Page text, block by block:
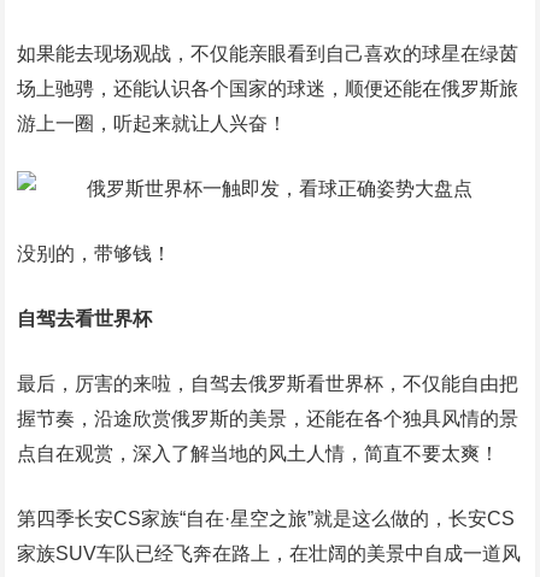
如果能去现场观战，不仅能亲眼看到自己喜欢的球星在绿茵
场上驰骋，还能认识各个国家的球迷，顺便还能在俄罗斯旅
游上一圈，听起来就让人兴奋！
没别的，带够钱！
自驾去看世界杯
最后，厉害的来啦，自驾去俄罗斯看世界杯，不仅能自由把
握节奏，沿途欣赏俄罗斯的美景，还能在各个独具风情的景
点自在观赏，深入了解当地的风土人情，简直不要太爽！
第四季长安CS家族“自在·星空之旅”就是这么做的，长安CS
家族SUV车队已经飞奔在路上，在壮阔的美景中自成一道风